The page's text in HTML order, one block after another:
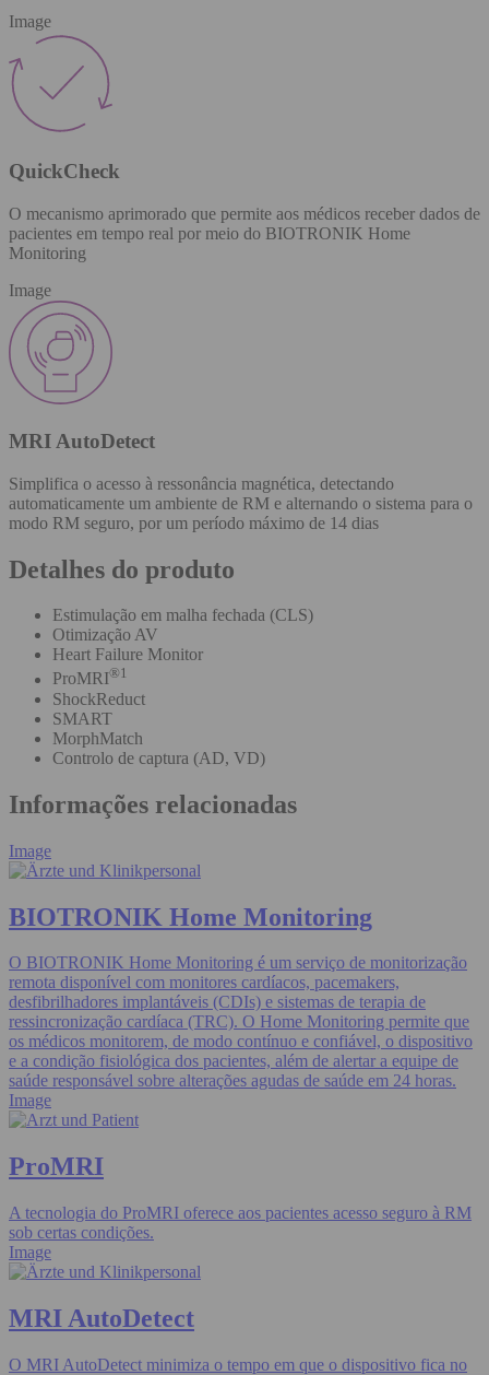
Image
QuickCheck
O mecanismo aprimorado que permite aos médicos receber dados de
pacientes em tempo real por meio do BIOTRONIK Home
Monitoring
Image
MRI AutoDetect
Simplifica o acesso à ressonância magnética, detectando
automaticamente um ambiente de RM e alternando o sistema para o
modo RM seguro, por um período máximo de 14 dias
Detalhes do produto
Estimulação em malha fechada (CLS)
Otimização AV
Heart Failure Monitor
ProMRI®1
ShockReduct
SMART
MorphMatch
Controlo de captura (AD, VD)
Informações relacionadas
Image
BIOTRONIK Home Monitoring
O BIOTRONIK Home Monitoring é um serviço de monitorização
remota disponível com monitores cardíacos, pacemakers,
desfibrilhadores implantáveis (CDIs) e sistemas de terapia de
ressincronização cardíaca (TRC). O Home Monitoring permite que
os médicos monitorem, de modo contínuo e confiável, o dispositivo
e a condição fisiológica dos pacientes, além de alertar a equipe de
saúde responsável sobre alterações agudas de saúde em 24 horas.
Image
ProMRI
A tecnologia do ProMRI oferece aos pacientes acesso seguro à RM
sob certas condições.
Image
MRI AutoDetect
O MRI AutoDetect minimiza o tempo em que o dispositivo fica no